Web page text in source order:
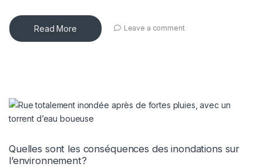
Read More Leave a comment
Quelles sont les conséquences des inondations sur
l’environnement?